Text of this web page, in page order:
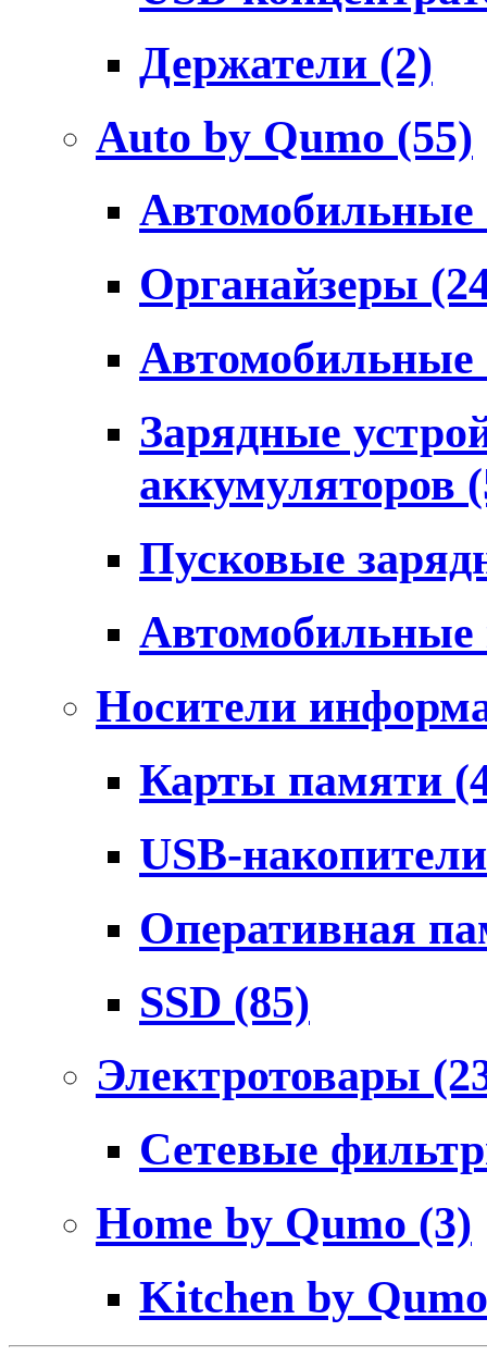
Держатели (2)
Auto by Qumo (55)
Органайзеры
Зарядные
аккумуляторов
Пусковые
Носители
Карты памяти
USB-
Оперативная
SSD (85)
Электротовары
Сетевые
Home by Qumo (3)
Kitchen by